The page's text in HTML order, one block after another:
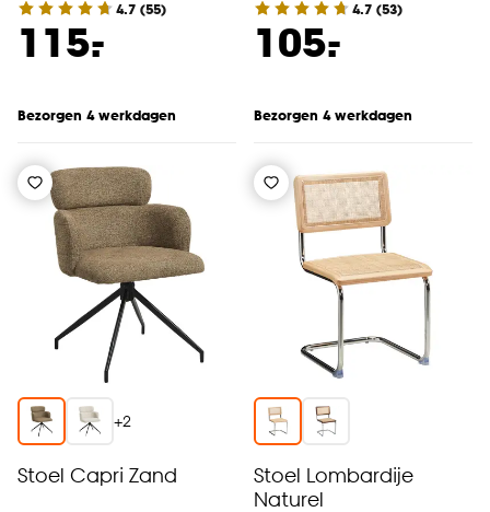
4.7 (55)
115.
-
Bezorgen 4 werkdagen
4.7 (53)
105.
-
Bezorgen 4 werkdagen
+2
Stoel Capri Zand
Stoel Lombardije
Naturel